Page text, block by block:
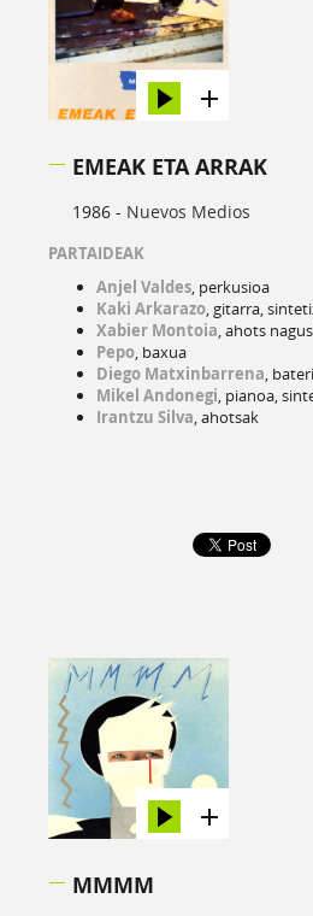
EMEAK ETA ARRAK
1986 - Nuevos Medios
PARTAIDEAK
Anjel Valdes, perkusioa
Kaki Arkarazo, gitarra,
Xabier Montoia, ahots
Pepo, baxua
Diego Matxinbarrena,
Mikel Andonegi, pianoa,
Irantzu Silva, ahotsak
MMMM